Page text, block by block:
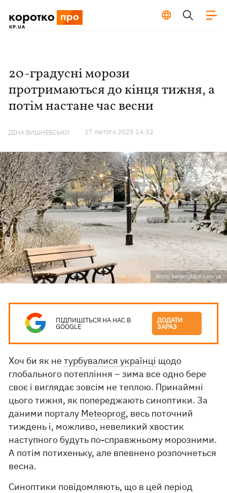
20-градусні морози
протримаються до кінця тижня, а
потім настане час весни
ДІНА ВИШНЕВСЬКИ 17 лютого 2025 14:32
Фото: beremytske.com.ua
ПІДПИШІТЬСЯ НА НАС В
GOOGLE
ДОДАТИ
ЗАРАЗ
Хоч би як нетурбувалися українці щодо
глобального потепління – зима все одно бере
своє і виглядає зовсім не теплою. Принаймні
цього тижня, як попереджають синоптики. За
даними порталу Meteoprog, весь поточний
тиждень і, можливо, невеликий хвостик
наступного будуть по-справжньому морозними.
А потім потихеньку, але впевнено розпочнеться
весна.
Синоптики повідомляють, що в цей період